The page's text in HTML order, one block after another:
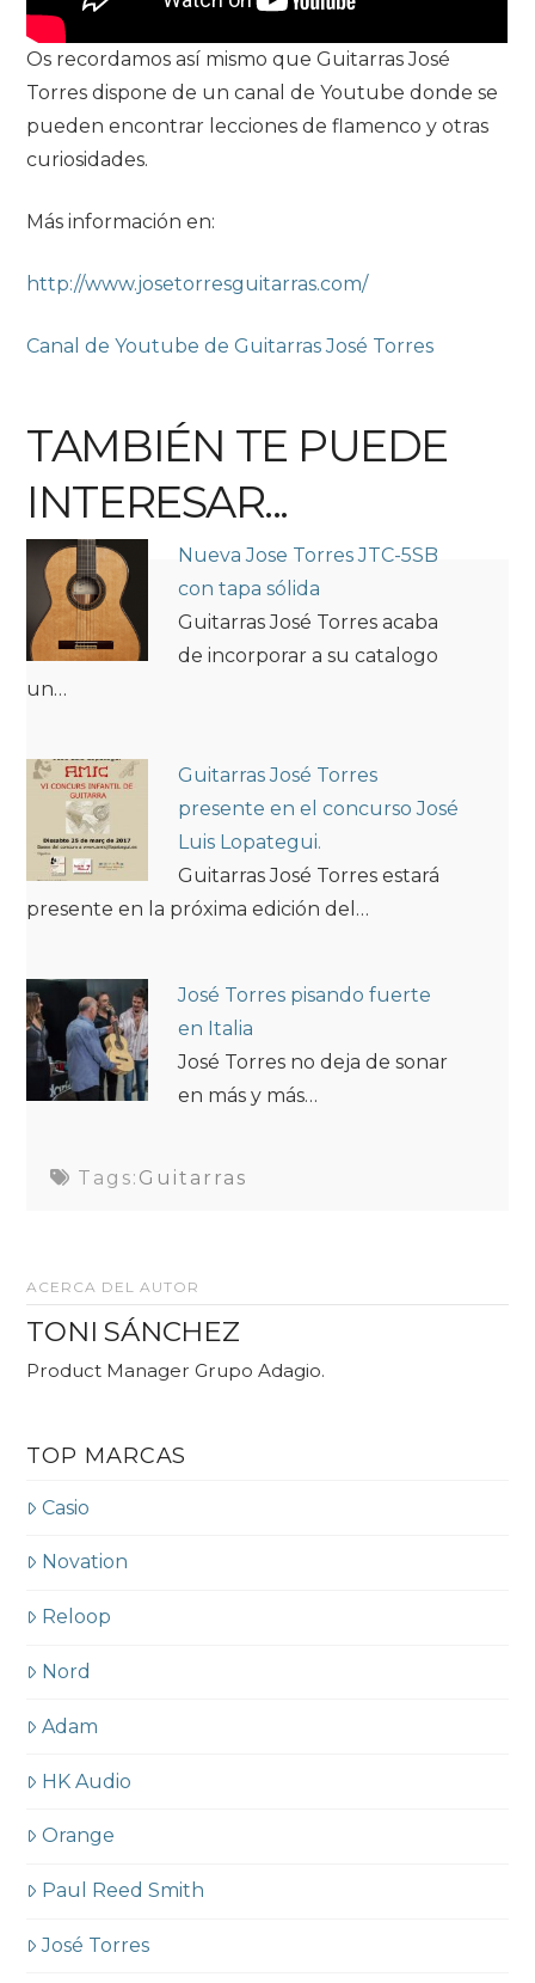
Os recordamos así mismo que Guitarras José
Torres dispone de un canal de Youtube donde se
pueden encontrar lecciones de flamenco y otras
curiosidades.
Más información en:
http://www.josetorresguitarras.com/
Canal de Youtube de Guitarras José Torres
TAMBIÉN TE PUEDE
INTERESAR...
Nueva Jose Torres JTC-5SB
con tapa sólida
Guitarras José Torres acaba
de incorporar a su catalogo
un…
Guitarras José Torres
presente en el concurso José
Luis Lopategui.
Guitarras José Torres estará
presente en la próxima edición del…
José Torres pisando fuerte
en Italia
José Torres no deja de sonar
en más y más…
Tags: Guitarras
ACERCA DEL AUTOR
TONI SÁNCHEZ
Product Manager Grupo Adagio.
TOP MARCAS
Casio
Novation
Reloop
Nord
Adam
HK Audio
Orange
Paul Reed Smith
José Torres